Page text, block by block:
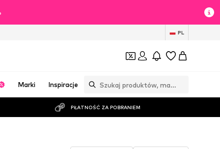
PL
Marki Inspiracje
PŁATNOŚĆ ZA POBRANIEM